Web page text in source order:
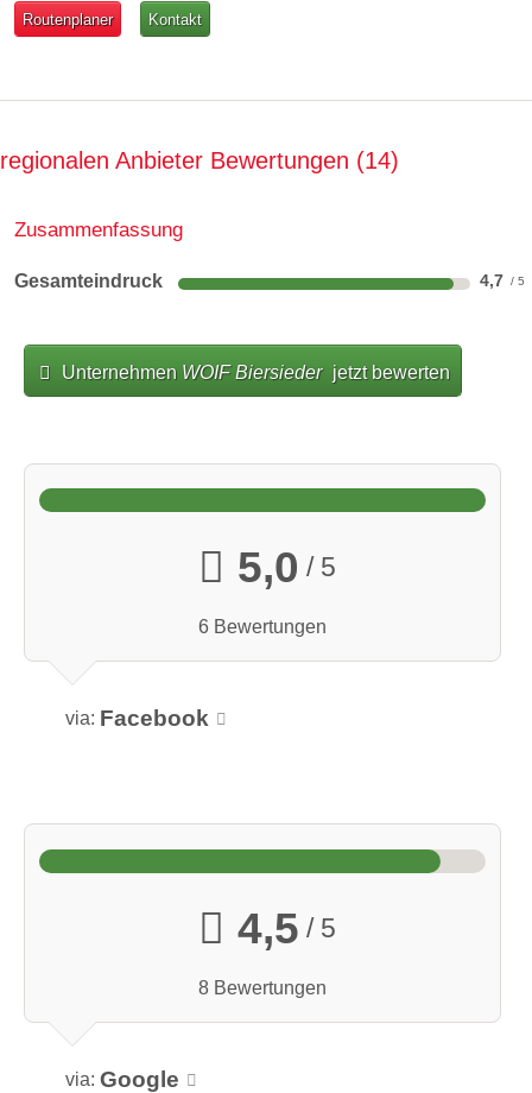
New England IPA
Routenplaner Kontakt
regionalen Anbieter Bewertungen 14
Zusammenfassung
Gesamteindruck 4,7
Unternehmen WOIF Biersieder jetzt bewerten
5,0 / 5
6 Bewertungen
via: Facebook
4,5 / 5
8 Bewertungen
via: Google